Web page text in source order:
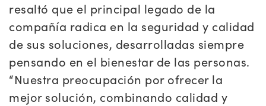
resaltó que el principal legado de la
compañía radica en la seguridad y calidad
de sus soluciones, desarrolladas siempre
pensando en el bienestar de las personas.
“Nuestra preocupación por ofrecer la
mejor solución, combinando calidad y